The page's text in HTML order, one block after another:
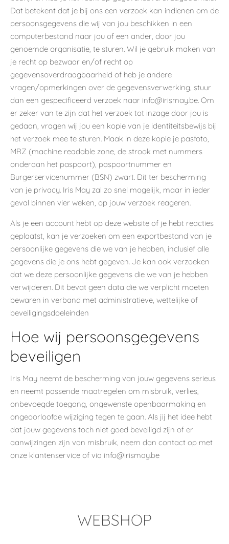
Dat betekent dat je bij ons een verzoek kan indienen om de
persoonsgegevens die wij van jou beschikken in een
computerbestand naar jou of een ander, door jou
genoemde organisatie, te sturen. Wil je gebruik maken van
je recht op bezwaar en/of recht op
gegevensoverdraagbaarheid of heb je andere
vragen/opmerkingen over de gegevensverwerking, stuur
dan een gespecificeerd verzoek naar info@irismay.be. Om
er zeker van te zijn dat het verzoek tot inzage door jou is
gedaan, vragen wij jou een kopie van je identiteitsbewijs bij
het verzoek mee te sturen. Maak in deze kopie je pasfoto,
MRZ (machine readable zone, de strook met nummers
onderaan het paspoort), paspoortnummer en
Burgerservicenummer (BSN) zwart. Dit ter bescherming
van je privacy. Iris May zal zo snel mogelijk, maar in ieder
geval binnen vier weken, op jouw verzoek reageren.
Als je een account hebt op deze website of je hebt reacties
geplaatst, kan je verzoeken om een exportbestand van je
persoonlijke gegevens die we van je hebben, inclusief alle
gegevens die je ons hebt gegeven. Je kan ook verzoeken
dat we deze persoonlijke gegevens die we van je hebben
verwijderen. Dit bevat geen data die we verplicht moeten
bewaren in verband met administratieve, wettelijke of
beveiligingsdoeleinden
Hoe wij persoonsgegevens
beveiligen
Iris May neemt de bescherming van jouw gegevens serieus
en neemt passende maatregelen om misbruik, verlies,
onbevoegde toegang, ongewenste openbaarmaking en
ongeoorloofde wijziging tegen te gaan. Als jij het idee hebt
dat jouw gegevens toch niet goed beveiligd zijn of er
aanwijzingen zijn van misbruik, neem dan contact op met
onze klantenservice of via info@irismay.be
WEBSHOP